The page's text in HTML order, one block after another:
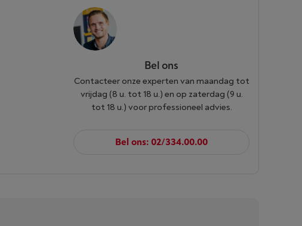
Bel ons
Contacteer onze experten van maandag tot
vrijdag (8 u. tot 18 u.) en op zaterdag (9 u.
tot 18 u.) voor professioneel advies.
Bel ons: 02/334.00.00